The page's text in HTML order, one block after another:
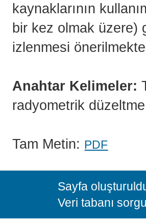
kaynaklarının
bir kez olmak üzere)
izlenmesi
Anahtar Kelimeler:
radyometrik
Tam Metin: PDF
Sayfa
Veri tabanı